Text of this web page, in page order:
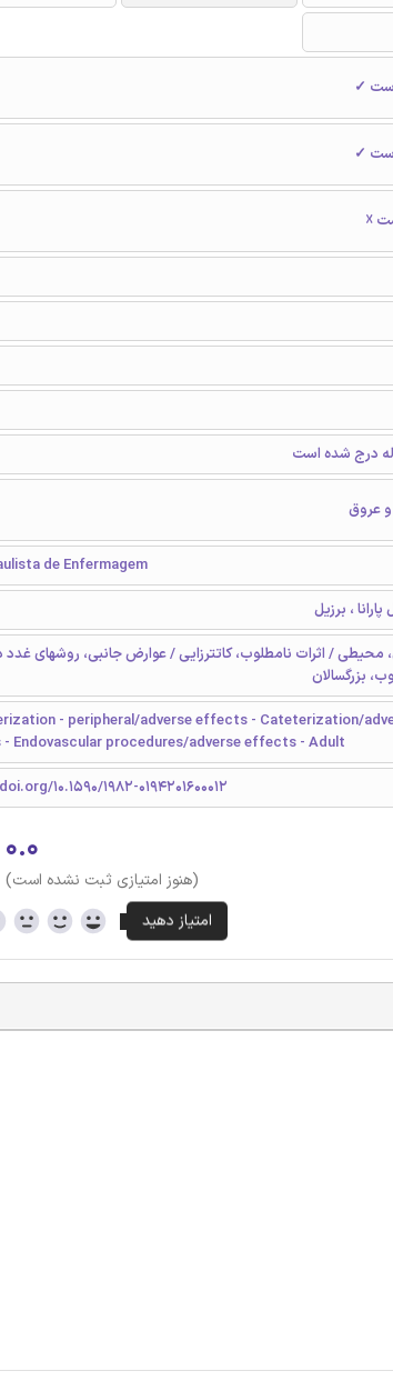
✓
✓
☓
درج شده است
عروق
de Enfermagem
، برزیل
محیطی / اثرات نامطلوب، کاتترزایی / عوارض جانبی، روشهای غدد
بزرگسالان
- peripheral/adverse effects - Cateterization/
Endovascular procedures/adverse effects - Adult
10.1590/1982-0194201600012
۰.۰
(هنوز امتیازی ثبت نشده است)